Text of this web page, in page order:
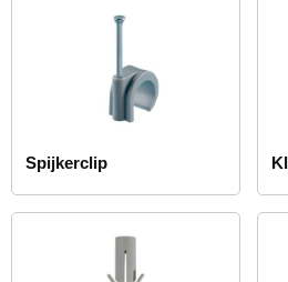
Spijkerclip